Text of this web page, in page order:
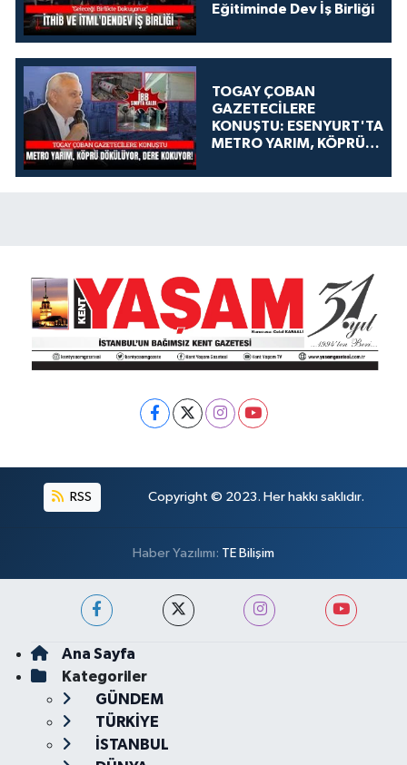
Eğitiminde Dev İş Birliği
TOGAY ÇOBAN
GAZETECİLERE
KONUŞTU: ESENYURT'TA
METRO YARIM, KÖPRÜ
KOKUYOR!
RSS Copyright © 2023. Her hakkı saklıdır.
Haber Yazılımı: TE Bilişim
Ana Sayfa
Kategoriler
GÜNDEM
TÜRKİYE
İSTANBUL